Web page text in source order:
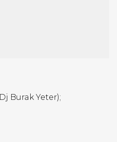
Burak Yeter);